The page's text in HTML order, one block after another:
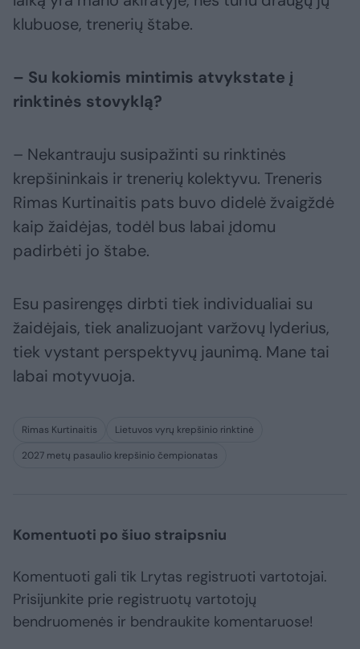
klubuose, trenerių štabe.
– Su kokiomis mintimis atvykstate į
rinktinės stovyklą?
– Nekantrauju susipažinti su rinktinės
krepšininkais ir trenerių kolektyvu. Treneris
Rimas Kurtinaitis pats buvo didelė žvaigždė
kaip žaidėjas, todėl bus labai įdomu
padirbėti jo štabe.
Esu pasirengęs dirbti tiek individualiai su
žaidėjais, tiek analizuojant varžovų lyderius,
tiek vystant perspektyvų jaunimą. Mane tai
labai motyvuoja.
Rimas Kurtinaitis
Lietuvos vyrų krepšinio rinktinė
2027 metų pasaulio krepšinio čempionatas
Komentuoti po šiuo straipsniu
Komentuoti gali tik Lrytas registruoti vartotojai.
Prisijunkite prie registruotų vartotojų
bendruomenės ir bendraukite komentaruose!